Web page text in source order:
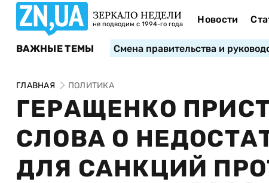
ЗЕРКАЛО НЕДЕЛИ
не подводим с 1994-го года Новости
ВАЖНЫЕ ТЕМЫ Смена правительства и
ГЛАВНАЯ ПОЛИТИКА
ГЕРАЩЕНКО
СЛОВА О
ДЛЯ САНКЦИЙ